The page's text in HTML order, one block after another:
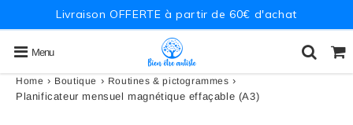
Livraison OFFERTE à partir de 60€ d'achat
Menu
Home › Boutique › Routines & pictogrammes ›
Planificateur mensuel magnétique effaçable (A3)